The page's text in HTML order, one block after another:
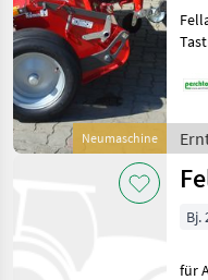
Neumaschine
ca.
Bj.
für